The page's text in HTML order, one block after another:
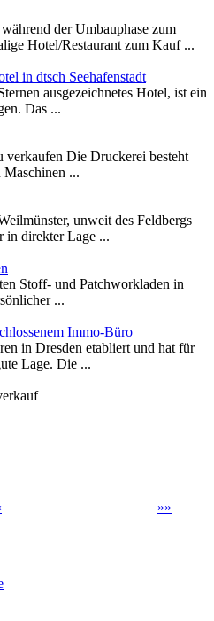
der Umbauphase zum
Hotel/Restaurant zum Kauf ...
in dtsch Seehafenstadt
ausgezeichnetes Hotel, ist ein
Das ...
Die Druckerei besteht
...
unweit des Feldbergs
in direkter Lage ...
Stoff- und Patchworkladen in
...
Immo-Büro
in Dresden etabliert und hat für
Lage. Die ...
»»